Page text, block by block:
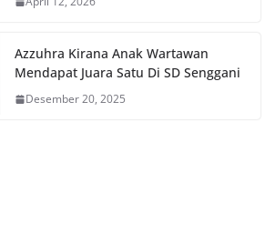
Azzuhra Kirana Anak Wartawan
Mendapat Juara Satu Di SD Senggani
Desember 20, 2025